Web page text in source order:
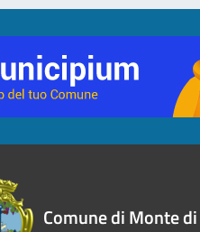
Comune di Monte